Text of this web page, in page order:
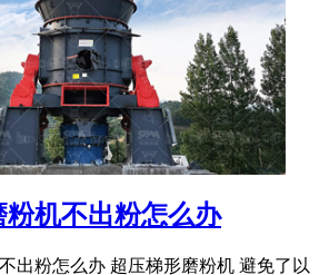
粉机不出粉怎么办
出粉怎么办 超压梯形磨粉机 避免了以